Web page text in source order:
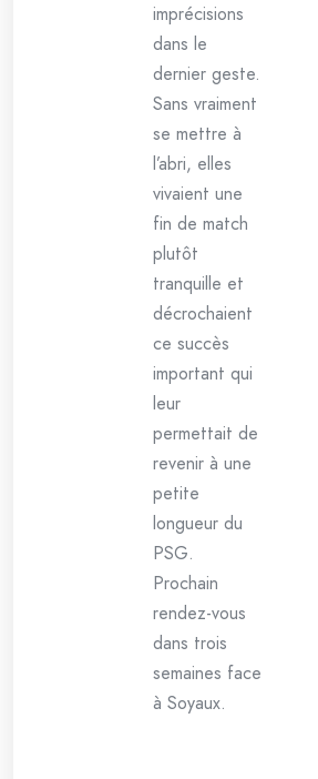
imprécisions
dans le
dernier geste.
Sans vraiment
se mettre à
l’abri, elles
vivaient une
fin de match
plutôt
tranquille et
décrochaient
ce succès
important qui
leur
permettait de
revenir à une
petite
longueur du
PSG.
Prochain
rendez-vous
dans trois
semaines face
à Soyaux.